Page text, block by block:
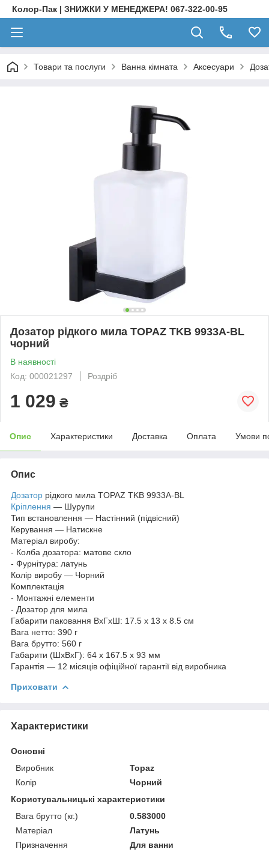
Колор-Пак | ЗНИЖКИ У МЕНЕДЖЕРА! 067-322-00-95
Товари та послуги Ванна кімната Аксесуари
Дозатор рідкого мила TOPAZ TKB 9933A-BL
чорний
В наявності
Код: 000021297
Роздріб
1 029 ₴
Опис Характеристики Доставка Оплата Умови
Опис
Дозатор рідкого мила TOPAZ TKB 9933A-BL
Кріплення — Шурупи
Тип встановлення — Настінний (підвісний)
Керування — Натискне
Матеріал виробу:
- Колба дозатора: матове скло
- Фурнітура: латунь
Колір виробу — Чорний
Комплектація
- Монтажні елементи
- Дозатор для мила
Габарити паковання ВхГхШ: 17.5 х 13 х 8.5 см
Вага нетто: 390 г
Вага брутто: 560 г
Габарити (ШхВхГ): 64 х 167.5 х 93 мм
Гарантія — 12 місяців офіційної гарантії від виробника
Приховати
Характеристики
Основні
Виробник
Topaz
Колір
Чорний
Користувальницькі характеристики
Вага брутто (кг.)
0.583000
Матеріал
Латунь
Призначення
Для ванни